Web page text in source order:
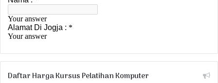
Daftar Harga Kursus Pelatihan Komputer